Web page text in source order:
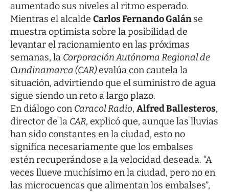
aumentado sus niveles al ritmo esperado.
Mientras el alcalde Carlos Fernando Galánse
muestra optimista sobre la posibilidad de
levantar el racionamiento en las próximas
semanas, la Corporación Autónoma Regional de
Cundinamarca (CAR)evalúa con cautela la
situación, advirtiendo que el suministro de agua
sigue siendo un reto a largo plazo.
En diálogo con Caracol Radio, Alfred Ballesteros,
director de la CAR, explicó que, aunque las lluvias
han sido constantes en la ciudad, esto no
significa necesariamente que los embalses
estén recuperándose a la velocidad deseada. “A
veces llueve muchísimo en la ciudad, pero no en
las microcuencas que alimentan los embalses”,